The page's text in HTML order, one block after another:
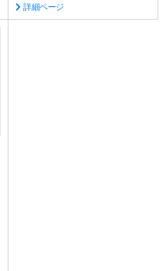
詳細ページ